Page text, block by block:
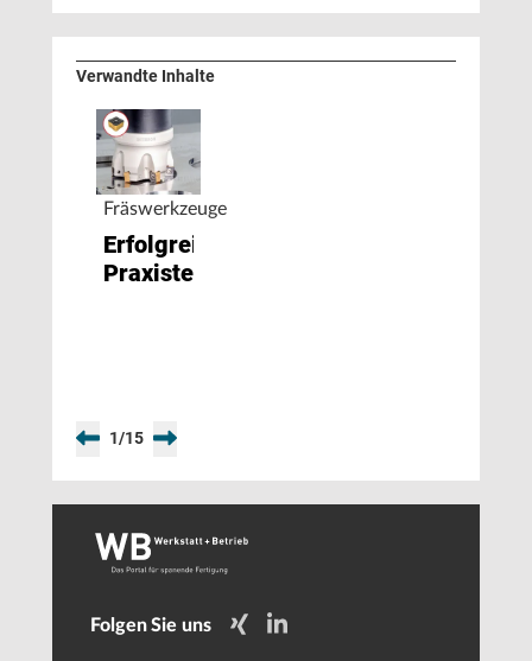
Verwandte Inhalte
Fräswerkzeuge
Erfolgreicher
Praxistest
1/15
Folgen Sie uns